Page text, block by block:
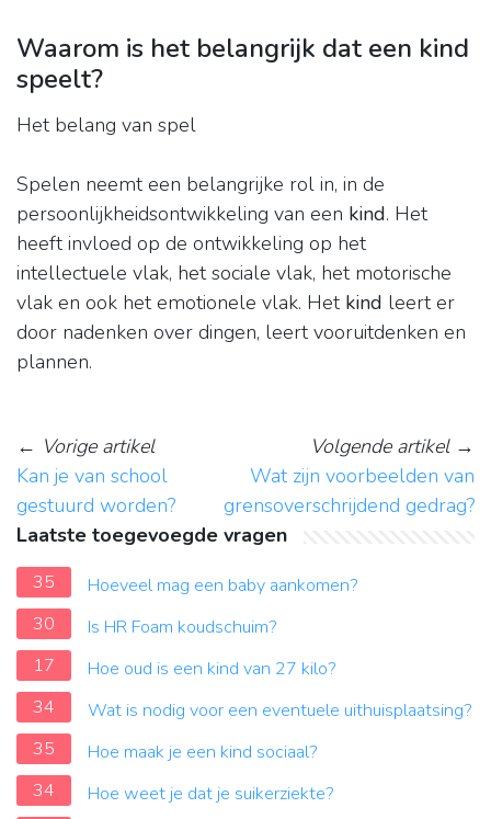
Waarom is het belangrijk dat een kind
speelt?
Het belang van spel
Spelen neemt een belangrijke rol in, in de
persoonlijkheidsontwikkeling van een kind. Het
heeft invloed op de ontwikkeling op het
intellectuele vlak, het sociale vlak, het motorische
vlak en ook het emotionele vlak. Het kind leert er
door nadenken over dingen, leert vooruitdenken en
plannen.
← Vorige artikel
Kan je van school
gestuurd worden?
Volgende artikel→
Wat zijn voorbeelden van
grensoverschrijdend gedrag?
Laatste toegevoegde vragen
35
Hoeveel mag een baby aankomen?
30
Is HR Foam koudschuim?
17
Hoe oud is een kind van 27 kilo?
34
Wat is nodig voor een eventuele uithuisplaatsing?
35
Hoe maak je een kind sociaal?
34
Hoe weet je dat je suikerziekte?